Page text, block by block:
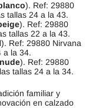
). Ref: 29880
tallas 24 a la 43.
). Ref: 29880
tallas 22 a la 43.
). Ref: 29880 Nirvana
a la 34.
). Ref: 29880
tallas 24 a la 34.
familiar y
en calzado